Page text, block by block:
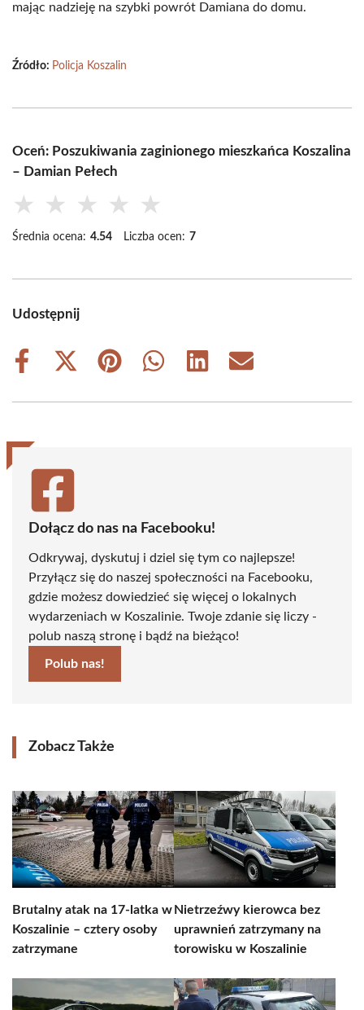
mając nadzieję na szybki powrót Damiana do domu.
Źródło: Policja Koszalin
Oceń: Poszukiwania zaginionego mieszkańca Koszalina
– Damian Pełech
★ ★ ★ ★ ★
Średnia ocena: 4.54 Liczba ocen: 7
Udostępnij
Share
Share
(Twitter)
Share
Share
Share
Share
Dołącz do nas na Facebooku!
Odkrywaj, dyskutuj i dziel się tym co najlepsze!
Przyłącz się do naszej społeczności na Facebooku,
gdzie możesz dowiedzieć się więcej o lokalnych
wydarzeniach w Koszalinie. Twoje zdanie się liczy -
polub naszą stronę i bądź na bieżąco!
Polub nas!
Zobacz Także
Brutalny atak na 17-latka w
Koszalinie – cztery osoby
zatrzymane
Nietrzeźwy kierowca bez
uprawnień zatrzymany na
torowisku w Koszalinie